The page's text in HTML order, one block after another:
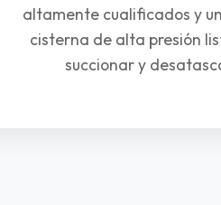
altamente cualificados y
cisterna de alta presión
succionar y